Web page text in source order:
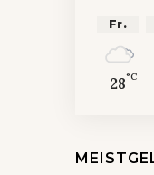
Fr.
28°C